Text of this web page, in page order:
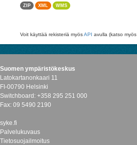
ZIP XML WMS
Voit käyttää rekisteriä myösAPI avulla (katso myös
Suomen ympäristökeskus
Latokartanonkaari 11
FI-00790 Helsinki
Switchboard: +358 295 251 000
Fax: 09 5490 2190
syke.fi
Palvelukuvaus
Tietosuojailmoitus